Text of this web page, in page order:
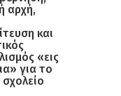
αρχή,
και
«εις
για το